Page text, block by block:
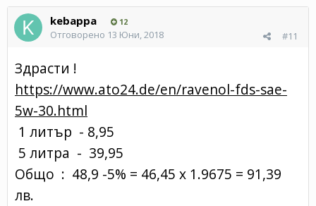
kebappa 12
#11
Отговорено 13 Юни, 2018
Здрасти !
https://www.ato24.de/en/ravenol-fds-sae-
5w-30.html
1 литър - 8,95
5 литра - 39,95
Общо : 48,9 -5% = 46,45 х 1.9675 = 91,39
лв.